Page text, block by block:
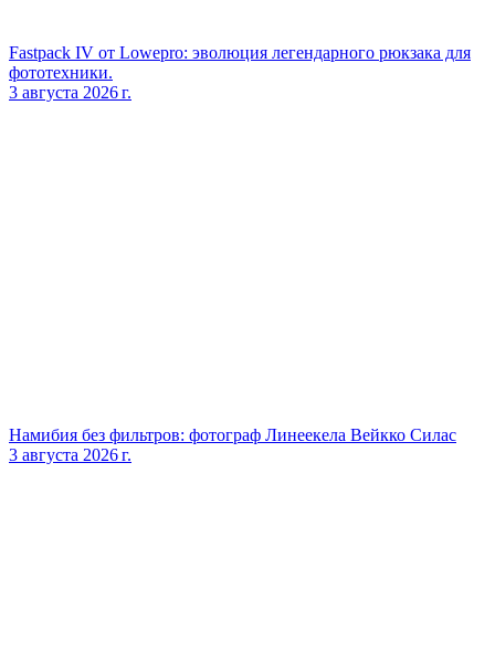
Fastpack IV от Lowepro: эволюция легендарного рюкзака для
фототехники.
3 августа 2026 г.
Намибия без фильтров: фотограф Линеекела Вейкко Силас
3 августа 2026 г.